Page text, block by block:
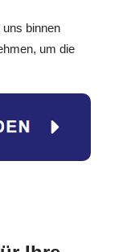
binnen
um die